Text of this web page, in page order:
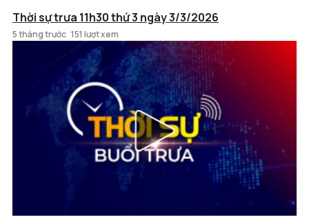
Thời sự trưa 11h30 thứ 3 ngày 3/3/2026
5 tháng trước 151 lượt xem